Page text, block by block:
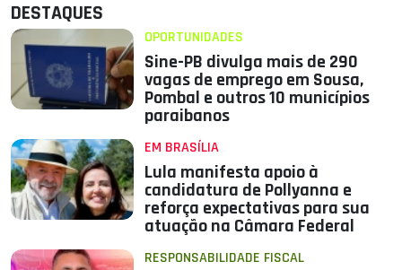
DESTAQUES
OPORTUNIDADES
Sine-PB divulga mais de 290
vagas de emprego em Sousa,
Pombal e outros 10 municípios
paraibanos
EM BRASÍLIA
Lula manifesta apoio à
candidatura de Pollyanna e
reforça expectativas para sua
atuação na Câmara Federal
RESPONSABILIDADE FISCAL